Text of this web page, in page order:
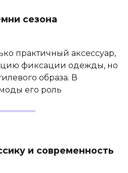
сезона
практичный аксессуар,
фиксации одежды, но
образа. В
его роль
и современность